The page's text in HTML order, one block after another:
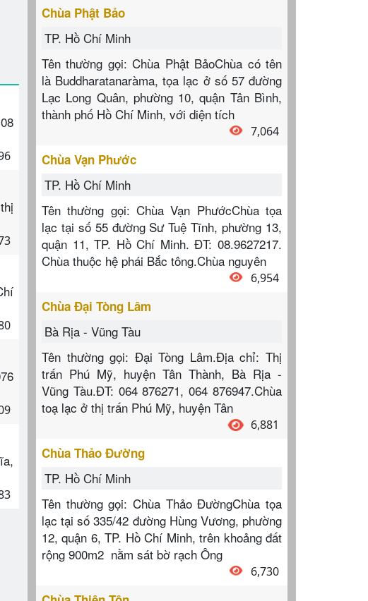
Chùa Phật Bảo
TP. Hồ Chí Minh
Tên thường gọi: Chùa Phật BảoChùa có tên
là Buddharatanaràma, tọa lạc ở số 57 đường
Lạc Long Quân, phường 10, quận Tân Bình,
thành phố Hồ Chí Minh, với diện tích
7,064
Chùa Vạn Phước
TP. Hồ Chí Minh
Tên thường gọi: Chùa Vạn PhướcChùa tọa
lạc tại số 55 đường Sư Tuệ Tĩnh, phường 13,
quận 11, TP. Hồ Chí Minh. ĐT: 08.9627217.
Chùa thuộc hệ phái Bắc tông.Chùa nguyên
6,954
Chùa Đại Tòng Lâm
Bà Rịa - Vũng Tàu
Tên thường gọi: Đại Tòng Lâm.Địa chỉ: Thị
trấn Phú Mỹ, huyện Tân Thành, Bà Rịa -
Vũng Tàu.ĐT: 064 876271, 064 876947.Chùa
toạ lạc ở thị trấn Phú Mỹ, huyện Tân
6,881
Chùa Thảo Đường
TP. Hồ Chí Minh
Tên thường gọi: Chùa Thảo ĐườngChùa tọa
lạc tại số 335/42 đường Hùng Vương, phường
12, quận 6, TP. Hồ Chí Minh, trên khoảng đất
rộng 900m2 nằm sát bờ rạch Ông
6,730